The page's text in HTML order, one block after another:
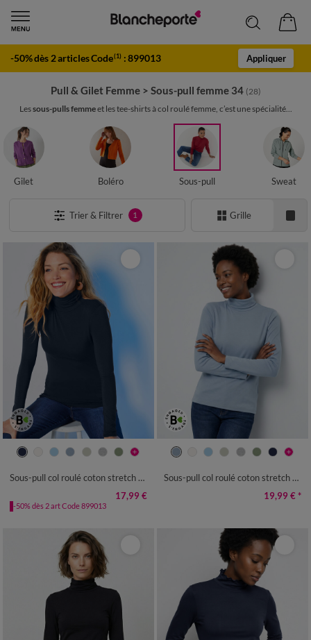
-50% dès 2 articles Code(1) :899013 Appliquer
Pull & Gilet Femme > Sous-pull femme 34 (28)
Lessous-pulls femmeet les tee-shirts à col roulé femme, c’est une spécialité...
Gilet Boléro Sous-pull Sweat
Trier & Filtrer 1 Grille
34/36 38/40 42/44
46/48
Sous-pull col roulé coton stretch uni
17,99 €
-50% dès 2 art Code 899013
34/36 38/40 42/44
46/48
Sous-pull col roulé coton stretch uni
19,99 € *